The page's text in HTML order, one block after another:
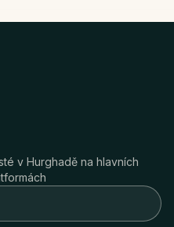
v Hurghadě na hlavních